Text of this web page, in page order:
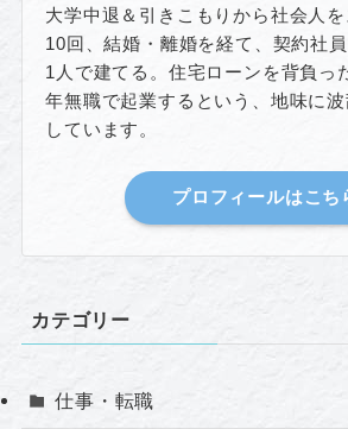
大学中退＆引きこもりから社会人
10回、結婚・離婚を経て、契約社
1人で建てる。住宅ローンを背負っ
年無職で起業するという、地味に
しています。
プロフィールはこち
カテゴリー
仕事・転職